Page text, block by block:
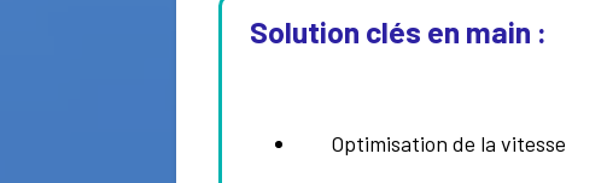
Solution clés en main :
Optimisation de la vitesse